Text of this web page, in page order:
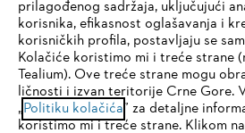
STIHL FAQ
IHR BROWSER WIRD
prilagođenog sadržaja, uključujući
korisnika, efikasnost oglašavanja i
korisničkih profila, postavljaju se
Kolačiće koristimo mi i treće strane
Tealium). Ove treće strane mogu
ličnosti i izvan teritorije Crne Gore.
„Politiku kolačića” za detaljne
koristimo mi i treće strane. Klikom